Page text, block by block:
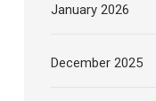
January 2026
December 2025